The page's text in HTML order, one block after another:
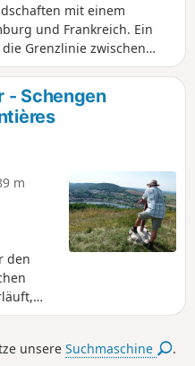
mit einem
und Frankreich. Ein
Grenzlinie zwischen
dass man mit dem linken
rechten in Frankreich
ständig und bietet neben
urige Wälder und die
- Schengen
m
den
Moseltal
unsereSuchmaschine .